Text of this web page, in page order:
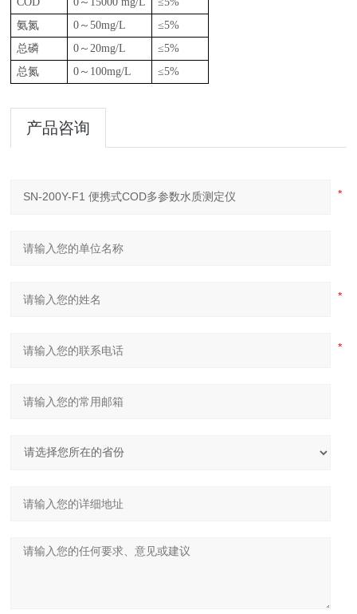
氨氮
0 ～50mg/L ≤5%
总磷
0 ～20mg/L ≤5%
总氮
0 ～ 100mg/L ≤5%
产品咨询